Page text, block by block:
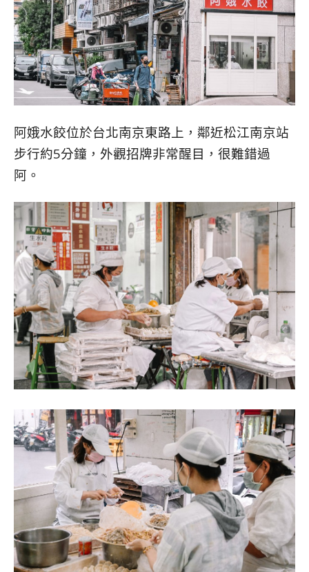
阿娥水餃位於台北南京東路上，鄰近松江南京站
步行約5分鐘，外觀招牌非常醒目，很難錯過
阿。